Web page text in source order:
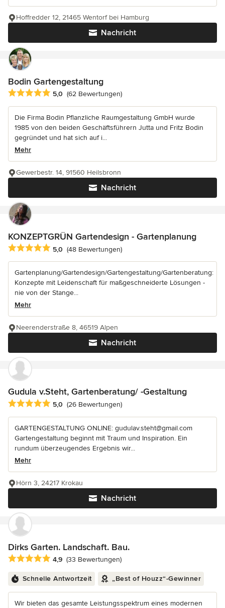
Nachricht
Hoffredder 12, 21465 Wentorf bei Hamburg
Bodin Gartengestaltung
Durchschnittliche Bewertung: 5 von 5 Sternen
5,0 (62 Bewertungen)
Die Firma Bodin Pflanzliche Raumgestaltung GmbH wurde
1985 von den beiden Geschäftsführern Jutta und Fritz Bodin
gegründet und hat sich auf i...
Mehr
Nachricht
Gewerbestr. 14, 91560 Heilsbronn
KONZEPTGRÜN Gartendesign - Gartenplanung
Durchschnittliche Bewertung: 5 von 5 Sternen
5,0 (48 Bewertungen)
Gartenplanung/Gartendesign/Gartengestaltung/Gartenberatung:
Konzepte mit Leidenschaft für maßgeschneiderte Lösungen -
nie von der Stange...
Mehr
Nachricht
Neerenderstraße 8, 46519 Alpen
Gudula v.Steht, Gartenberatung/ -Gestaltung
Durchschnittliche Bewertung: 5 von 5 Sternen
5,0 (26 Bewertungen)
GARTENGESTALTUNG ONLINE: gudulav.steht@gmail.com
Gartengestaltung beginnt mit Traum und Inspiration. Ein
rundum überzeugendes Ergebnis wir...
Mehr
Nachricht
Hörn 3, 24217 Krokau
Dirks Garten. Landschaft. Bau.
Durchschnittliche Bewertung: 4.9 von 5 Sternen
4,9 (33 Bewertungen)
Schnelle Antwortzeit „Best of Houzz“-Gewinner
Wir bieten das gesamte Leistungsspektrum eines modernen